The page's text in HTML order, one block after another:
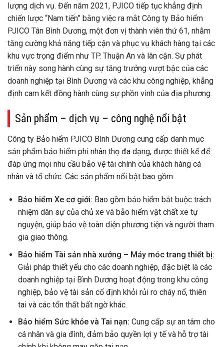
lượng dịch vụ. Đến năm 2021, PJICO tiếp tục khẳng định
chiến lược “Nam tiến” bằng việc ra mắt Công ty Bảo hiểm
PJICO Tân Bình Dương, một đơn vị thành viên thứ 61, nhằm
tăng cường khả năng tiếp cận và phục vụ khách hàng tại các
khu vực trọng điểm như TP. Thuận An và lân cận. Sự phát
triển này song hành cùng sự tăng trưởng vượt bậc của các
doanh nghiệp tại Bình Dương và các khu công nghiệp, khẳng
định cam kết đồng hành cùng sự phồn vinh của địa phương.
Sản phẩm – dịch vụ – công nghệ nổi bật
Công ty Bảo hiểm PJICO Bình Dương cung cấp danh mục
sản phẩm bảo hiểm phi nhân thọ đa dạng, được thiết kế để
đáp ứng mọi nhu cầu bảo vệ tài chính của khách hàng cá
nhân và tổ chức. Các sản phẩm nổi bật bao gồm:
Bảo hiểm Xe cơ giới: Bao gồm bảo hiểm bắt buộc trách
nhiệm dân sự của chủ xe và bảo hiểm vật chất xe tự
nguyện, giúp bảo vệ toàn diện phương tiện và người tham
gia giao thông.
Bảo hiểm Tài sản nhà xưởng – Máy móc trang thiết bị:
Giải pháp thiết yếu cho các doanh nghiệp, đặc biệt là các
doanh nghiệp tại Bình Dương hoạt động trong khu công
nghiệp, bảo vệ tài sản cố định khỏi rủi ro cháy nổ, thiên
tai và các tổn thất bất ngờ khác.
Bảo hiểm Sức khỏe và Tai nạn: Cung cấp sự an tâm cho
cá nhân và gia đình, đảm bảo quyền lợi y tế và hỗ trợ tài